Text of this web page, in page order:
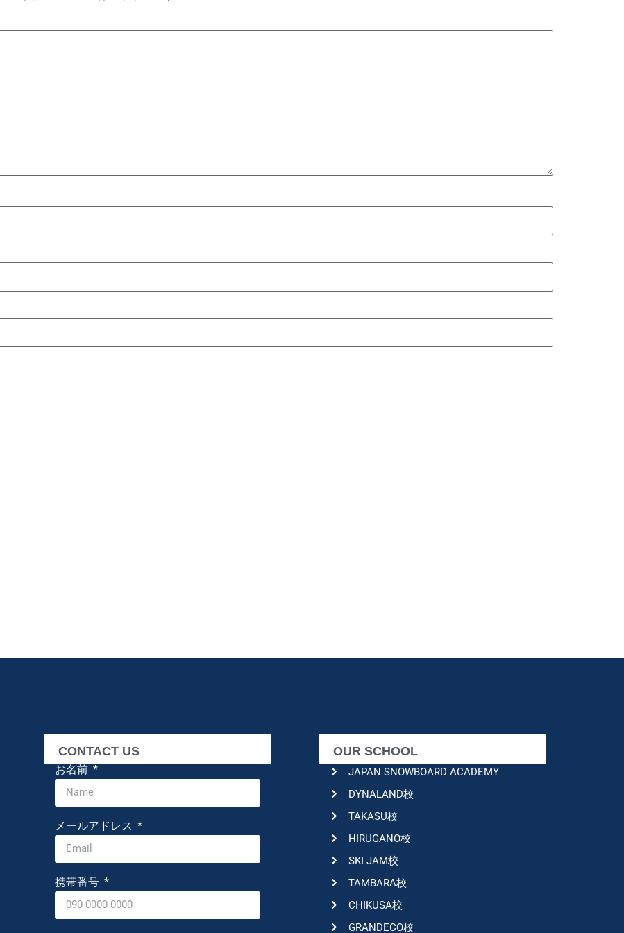
CONTACT US
お名前
メールアドレス
携帯番号
OUR SCHOOL
JAPAN SNOWBOARD ACADEMY
DYNALAND校
TAKASU校
HIRUGANO校
SKI JAM校
TAMBARA校
CHIKUSA校
GRANDECO校